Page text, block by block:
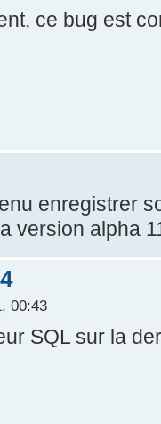
ce bug est
enregistrer
version alpha
00:43
SQL sur la